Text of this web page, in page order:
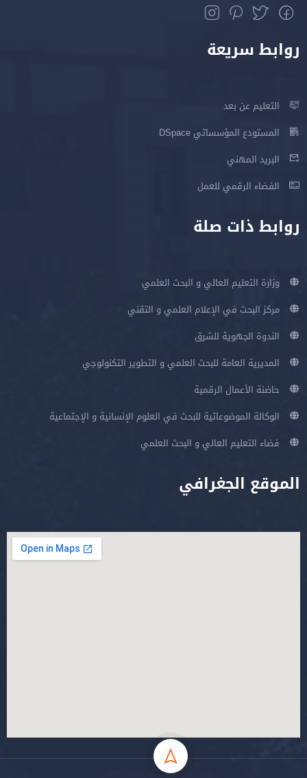
روابط سريعة
التعليم عن بعد
المستودع المؤسساتي DSpace
البريد المهني
الفضاء الرقمي للعمل
روابط ذات صلة
وزارة التعليم العالي و البحث العلمي
مركز البحث في الإعلام العلمي و التقني
الندوة الجهوية للشرق
المديرية العامة للبحث العلمي و التطوير التكنولوجي
حاضنة الأعمال الرقمية
الوكالة الموضوعاتية للبحث في العلوم الإنسانية و الإجتماعية
فضاء التعليم العالي و البحث العلمي
الموقع الجغرافي